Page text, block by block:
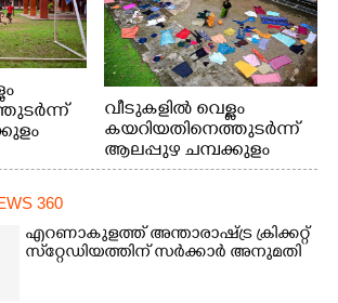
വീടുകളിൽ വെള്ളം
കയറിയതിനെത്തുടർന്ന്
ആലപ്പുഴ ചമ്പക്കുളം
ഫാദർ തോമസ്
ക്യാമ്പിലെത്തിയവർ മഴ
മാറിനിന്ന ഇടവേളയിൽ
360
എറണാകുളത്ത് അന്താരാഷ്ട്ര ക്രിക്കറ്റ്
സ്‌റ്റേഡിയത്തിന് സർക്കാർ അനുമതി